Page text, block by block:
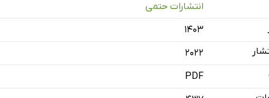
انتشارات حتمی
۱۴۰۳
2022
PDF